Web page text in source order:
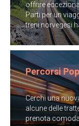
offrire
Parti per un
treni norvegesi
Percorsi
Cerchi una
alcune delle
prenota